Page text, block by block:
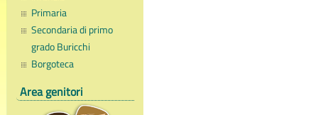
Primaria
Secondaria di primo
grado Buricchi
Borgoteca
Area genitori